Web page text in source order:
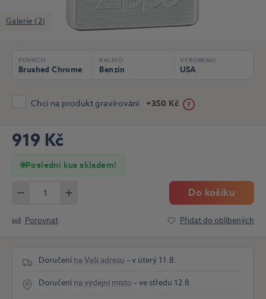
Galerie (2)
POVRCH
Brushed Chrome
PALIVO
Benzín
VYROBENO
USA
Chci na produkt gravírování +350 Kč
919 Kč
Poslední kus skladem!
Více
Do košíku
Porovnat Přidat do oblíbených
Doručení na Vaši adresu – v úterý 11.8.
Doručení na výdejní místo – ve středu 12.8.